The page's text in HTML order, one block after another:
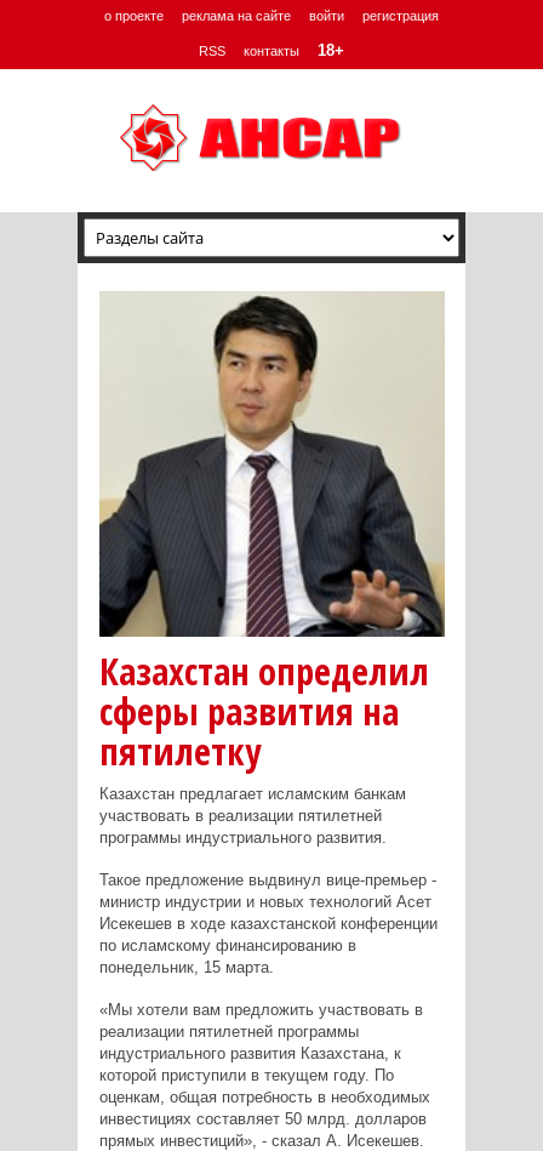
о проекте реклама на сайте войти регистрация
RSS контакты 18+
Казахстан определил
сферы развития на
пятилетку
Казахстан предлагает исламским банкам
участвовать в реализации пятилетней
программы индустриального развития.
Такое предложение выдвинул вице-премьер -
министр индустрии и новых технологий Асет
Исекешев в ходе казахстанской конференции
по исламскому финансированию в
понедельник, 15 марта.
«Мы хотели вам предложить участвовать в
реализации пятилетней программы
индустриального развития Казахстана, к
которой приступили в текущем году. По
оценкам, общая потребность в необходимых
инвестициях составляет 50 млрд. долларов
прямых инвестиций», - сказал А. Исекешев.